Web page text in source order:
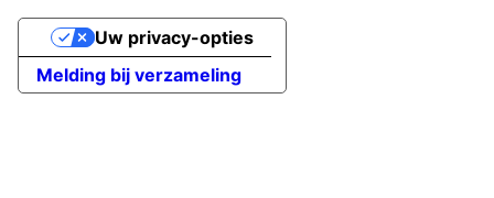
Melding bij verzameling
Uw privacy-opties